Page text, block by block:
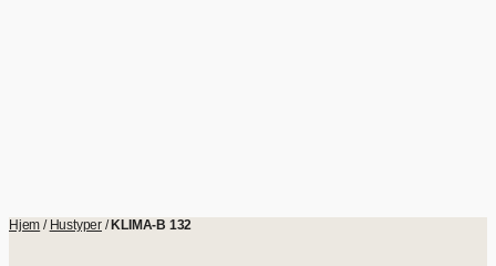
Hjem / Hustyper / KLIMA-B 132